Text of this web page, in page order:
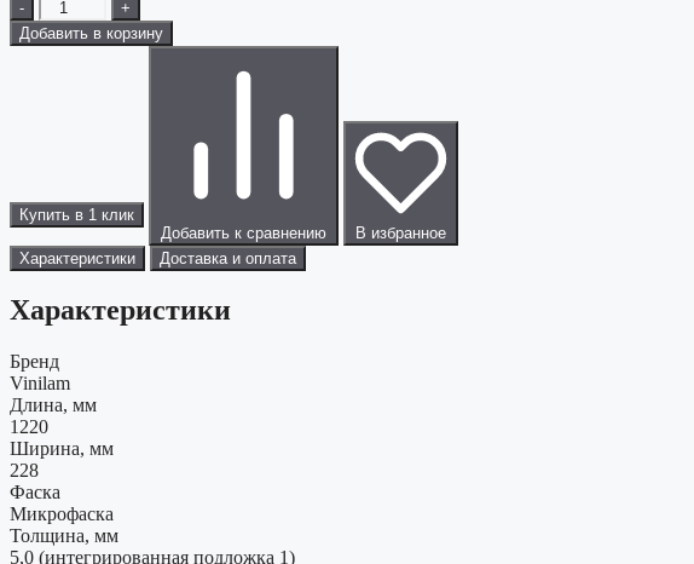
-
+
Добавить в корзину
Купить в 1 клик
Добавить к сравнению
В избранное
Характеристики
Доставка и оплата
Характеристики
Бренд
Vinilam
Длина, мм
1220
Ширина, мм
228
Фаска
Микрофаска
Толщина, мм
5,0 (интегрированная подложка 1)